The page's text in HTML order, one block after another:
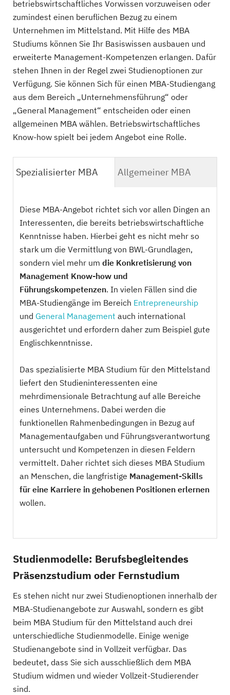
betriebswirtschaftliches Vorwissen vorzuweisen oder
zumindest einen beruflichen Bezug zu einem
Unternehmen im Mittelstand. Mit Hilfe des MBA
Studiums können Sie Ihr Basiswissen ausbauen und
erweiterte Management-Kompetenzen erlangen. Dafür
stehen Ihnen in der Regel zwei Studienoptionen zur
Verfügung. Sie können Sich für einen MBA-Studiengang
aus dem Bereich „Unternehmensführung“ oder
„General Management“ entscheiden oder einen
allgemeinen MBA wählen. Betriebswirtschaftliches
Know-how spielt bei jedem Angebot eine Rolle.
Spezialisierter MBA Allgemeiner MBA
Diese MBA-Angebot richtet sich vor allen Dingen an
Interessenten, die bereits betriebswirtschaftliche
Kenntnisse haben. Hierbei geht es nicht mehr so
stark um die Vermittlung von BWL-Grundlagen,
sondern viel mehr um die Konkretisierung von
Management Know-how und
Führungskompetenzen. In vielen Fällen sind die
MBA-Studiengänge im Bereich Entrepreneurship
und General Management auch international
ausgerichtet und erfordern daher zum Beispiel gute
Englischkenntnisse.
Das spezialisierte MBA Studium für den Mittelstand
liefert den Studieninteressenten eine
mehrdimensionale Betrachtung auf alle Bereiche
eines Unternehmens. Dabei werden die
funktionellen Rahmenbedingungen in Bezug auf
Managementaufgaben und Führungsverantwortung
untersucht und Kompetenzen in diesen Feldern
vermittelt. Daher richtet sich dieses MBA Studium
an Menschen, die langfristige Management-Skills
für eine Karriere in gehobenen Positionen erlernen
wollen.
Studienmodelle: Berufsbegleitendes
Präsenzstudium oder Fernstudium
Es stehen nicht nur zwei Studienoptionen innerhalb der
MBA-Studienangebote zur Auswahl, sondern es gibt
beim MBA Studium für den Mittelstand auch drei
unterschiedliche Studienmodelle. Einige wenige
Studienangebote sind in Vollzeit verfügbar. Das
bedeutet, dass Sie sich ausschließlich dem MBA
Studium widmen und wieder Vollzeit-Studierender
sind.